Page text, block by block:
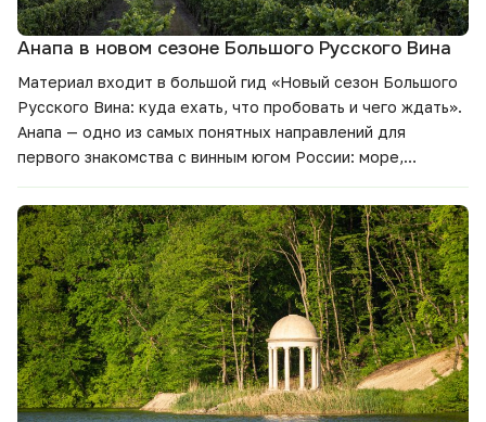
Анапа в новом сезоне Большого Русского Вина
Материал входит в большой гид «Новый сезон Большого
Русского Вина: куда ехать, что пробовать и чего ждать».
Анапа — одно из самых понятных направлений для
первого знакомства с винным югом России: море,
встроить в отпуск. Собрали главное о винодельнях,
планах сезона и винах, на которые стоит обратить
внимание.